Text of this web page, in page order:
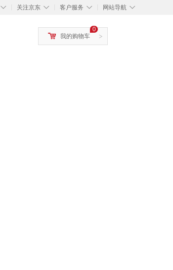
◇ ◇
关注京东 ◇
客户服务 ◇
网站导航
>
0
我的购物车